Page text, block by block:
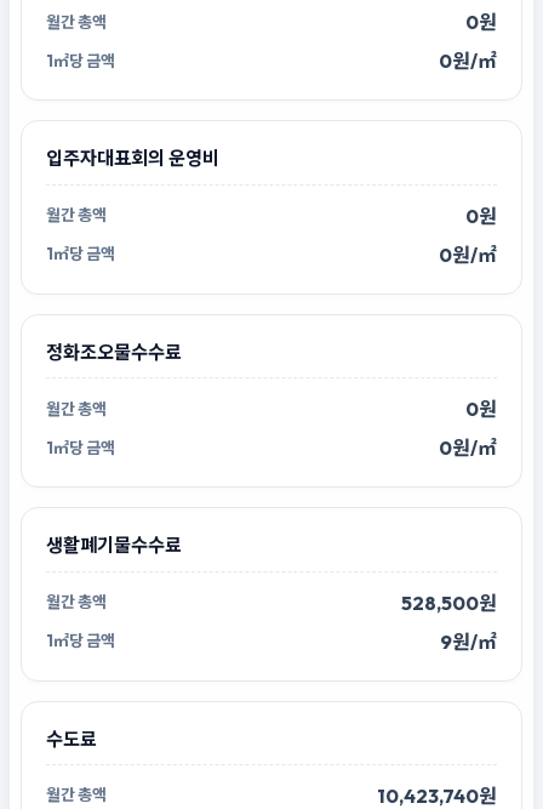
0원
0원/㎡
입주자대표회의 운영비
0원
0원/㎡
정화조오물수수료
0원
0원/㎡
생활폐기물수수료
528,500원
9원/㎡
수도료
10,423,740원